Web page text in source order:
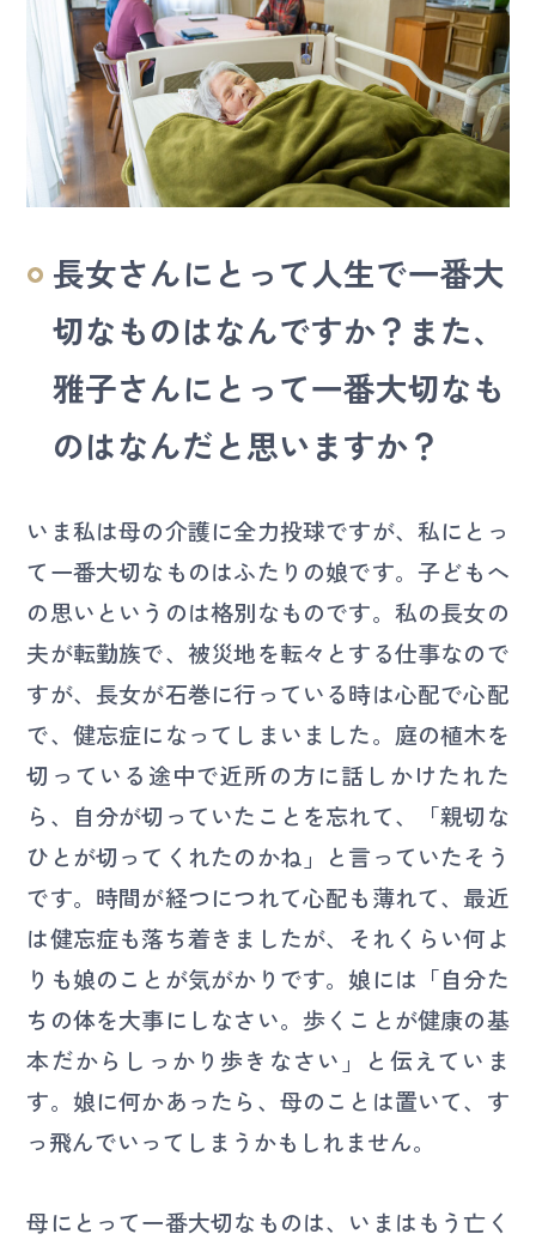
長女さんにとって人生で一番大
切なものはなんですか？また、
雅子さんにとって一番大切なも
のはなんだと思いますか？
いま私は母の介護に全力投球ですが、私にとっ
て一番大切なものはふたりの娘です。子どもへ
の思いというのは格別なものです。私の長女の
夫が転勤族で、被災地を転々とする仕事なので
すが、長女が石巻に行っている時は心配で心配
で、健忘症になってしまいました。庭の植木を
切っている途中で近所の方に話しかけたれた
ら、自分が切っていたことを忘れて、「親切な
ひとが切ってくれたのかね」と言っていたそう
です。時間が経つにつれて心配も薄れて、最近
は健忘症も落ち着きましたが、それくらい何よ
りも娘のことが気がかりです。娘には「自分た
ちの体を大事にしなさい。歩くことが健康の基
本だからしっかり歩きなさい」と伝えていま
す。娘に何かあったら、母のことは置いて、す
っ飛んでいってしまうかもしれません。
母にとって一番大切なものは、いまはもう亡く